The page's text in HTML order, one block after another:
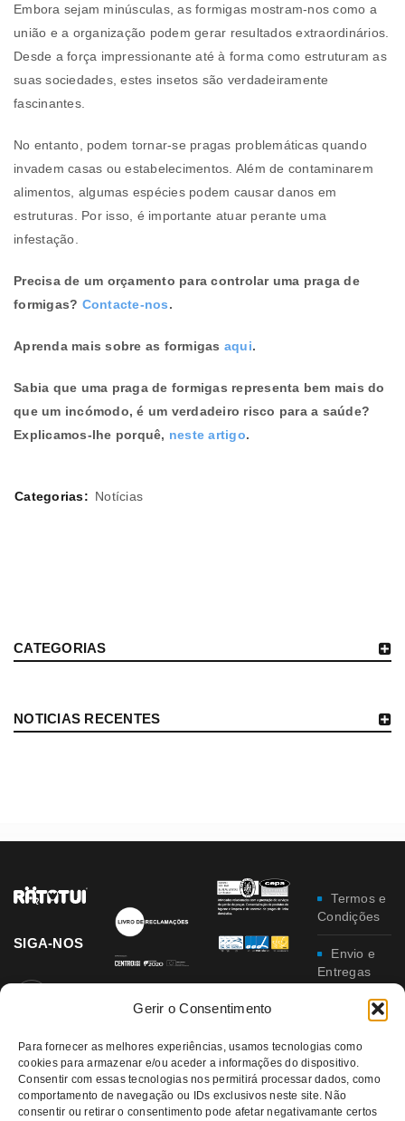
Gerir o Consentimento
Para fornecer as melhores experiências, usamos tecnologias como
cookies para armazenar e/ou aceder a informações do dispositivo.
Consentir com essas tecnologias nos permitirá processar dados, como
comportamento de navegação ou IDs exclusivos neste site. Não
consentir ou retirar o consentimento pode afetar negativamante certos
Embora sejam minúsculas, as formigas mostram-nos como a
união e a organização podem gerar resultados extraordinários.
Desde a força impressionante até à forma como estruturam as
suas sociedades, estes insetos são verdadeiramente
fascinantes.
No entanto, podem tornar-se pragas problemáticas quando
invadem casas ou estabelecimentos. Além de contaminarem
alimentos, algumas espécies podem causar danos em
estruturas. Por isso, é importante atuar perante uma
infestação.
Precisa de um orçamento para controlar uma praga de
formigas? Contacte-nos.
Aprenda mais sobre as formigas aqui.
Sabia que uma praga de formigas representa bem mais do
que um incómodo, é um verdadeiro risco para a saúde?
Explicamos-lhe porquê, neste artigo.
Categorias: Notícias
CATEGORIAS
NOTICIAS RECENTES
SIGA-NOS
Termos e
Condições
Envio e
Entregas
Trocas e
Política
de
Privacidade